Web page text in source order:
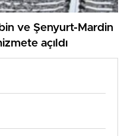
ve Şenyurt-Mardin
açıldı